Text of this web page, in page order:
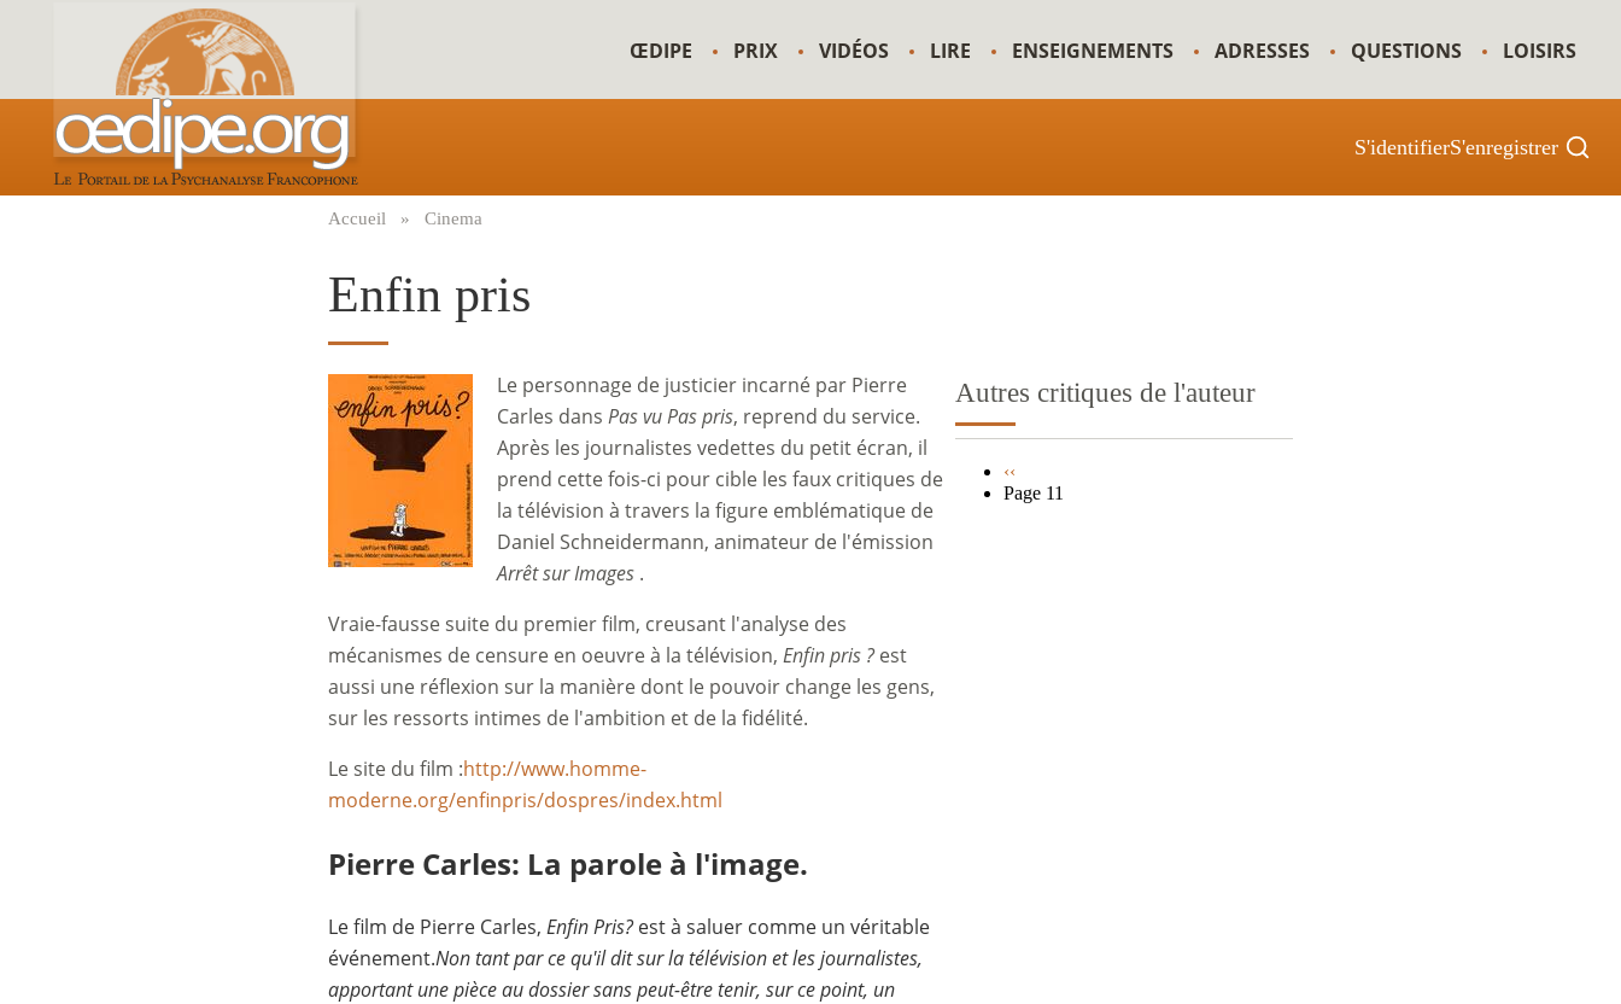
ŒDIPE PRIX VIDÉOS LIRE ENSEIGNEMENTS ADRESSES QUESTIONS LOISIRS
S'identifierS'enregistrer
d'Ariane
Accueil Cinema
Enfin pris
Image
Le personnage de justicier incarné par Pierre
Carles dans Pas vu Pas pris, reprend du service.
Après les journalistes vedettes du petit écran, il
prend cette fois-ci pour cible les faux critiques de
la télévision à travers la figure emblématique de
Daniel Schneidermann, animateur de l'émission
Arrêt sur Images .
Vraie-fausse suite du premier film, creusant l'analyse des
mécanismes de censure en oeuvre à la télévision, Enfin pris ?est
aussi une réflexion sur la manière dont le pouvoir change les gens,
sur les ressorts intimes de l'ambition et de la fidélité.
Le site du film :http://www.homme-
moderne.org/enfinpris/dospres/index.html
Pierre Carles: La parole à l'image.
Le film de Pierre Carles, Enfin Pris?est à saluer comme un véritable
événement.Non tant par ce qu'il dit sur la télévision et les journalistes,
apportant une pièce au dossier sans peut-être tenir, sur ce point, un
Autres critiques de l'auteur
Pagination
Page
précédente
‹‹
Page 11